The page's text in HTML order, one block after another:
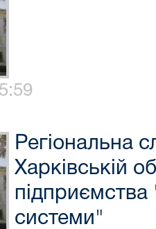
Регіональна
Харківській
підприємства
системи"